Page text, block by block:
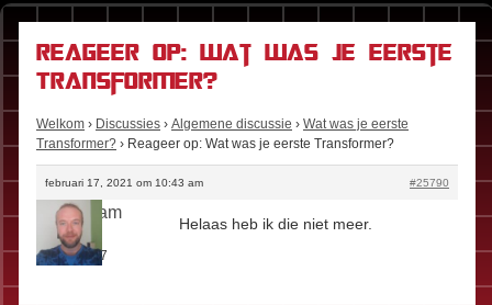
Reageer op: Wat was je eerste
Transformer?
Welkom › Discussies › Algemene discussie › Wat was je eerste
Transformer? › Reageer op: Wat was je eerste Transformer?
februari 17, 2021 om 10:43 am #25790
starscream
Rol:Fan
Berichten: 7
Helaas heb ik die niet meer.